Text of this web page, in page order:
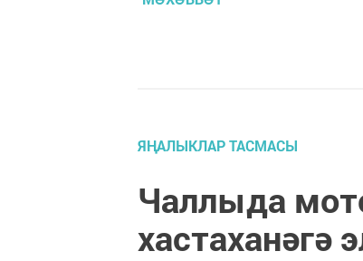
ЯҢАЛЫКЛАР ТАСМАСЫ
Чаллыда
хастаханәгә